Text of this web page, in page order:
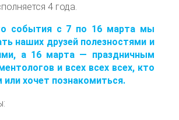
4 года.
события с 7 по 16 марта мы
наших друзей полезностями и
а 16 марта — праздничным
и всех всех всех, кто
или хочет познакомиться.